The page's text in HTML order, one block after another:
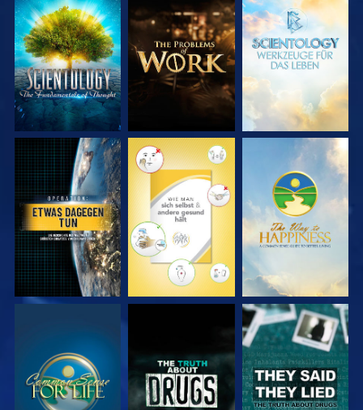
SERIE
ENTDECKEN
SERIE
ENTDECKEN
SERIE
ENTDECKEN
ANSEHEN ANSEHEN ANSEHEN
ANSEHEN ANSEHEN ANSEHEN